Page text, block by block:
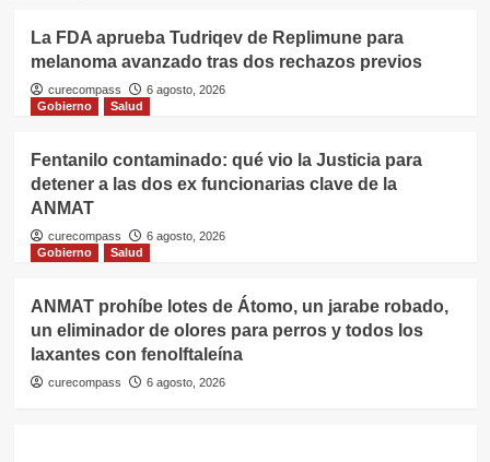
La FDA aprueba Tudriqev de Replimune para
melanoma avanzado tras dos rechazos previos
curecompass
6 agosto, 2026
Gobierno
Salud
Fentanilo contaminado: qué vio la Justicia para
detener a las dos ex funcionarias clave de la
ANMAT
curecompass
6 agosto, 2026
Gobierno
Salud
ANMAT prohíbe lotes de Átomo, un jarabe robado,
un eliminador de olores para perros y todos los
laxantes con fenolftaleína
curecompass 6 agosto, 2026